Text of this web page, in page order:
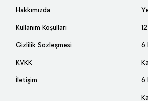
Hakkımızda
Kullanım Koşulları
Gizlilik Sözleşmesi
KVKK
İletişim
6
6